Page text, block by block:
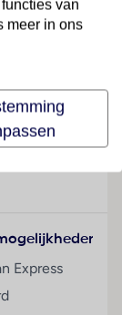
en
mini-
Door
telefoon,
Express
van
meer in ons